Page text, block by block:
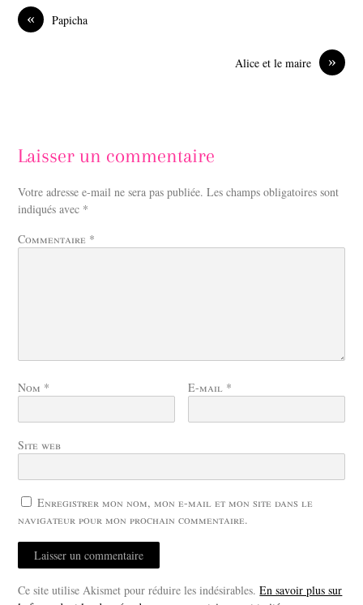
o
o
k
I
« Papicha
»
Alice et le maire
Laisser un commentaire
Votre adresse e-mail ne sera pas publiée. Les champs obligatoires sont
indiqués avec *
Commentaire *
Nom * E-mail *
Site web
Enregistrer mon nom, mon e-mail et mon site dans le
navigateur pour mon prochain commentaire.
Ce site utilise Akismet pour réduire les indésirables.En savoir plus sur